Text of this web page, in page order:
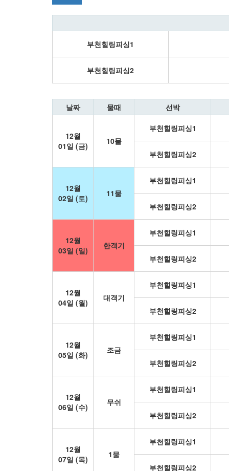
부천힐링피싱1
부천힐링피싱2
날짜 물때 선박
12월
01일 (금)
10물
부천힐링피싱1
부천힐링피싱2
12월
02일 (토)
11물
부천힐링피싱1
부천힐링피싱2
12월
03일 (일)
한객기
부천힐링피싱1
부천힐링피싱2
12월
04일 (월)
대객기
부천힐링피싱1
부천힐링피싱2
12월
05일 (화)
조금
부천힐링피싱1
부천힐링피싱2
12월
06일 (수)
무쉬
부천힐링피싱1
부천힐링피싱2
12월
07일 (목)
1물
부천힐링피싱1
부천힐링피싱2